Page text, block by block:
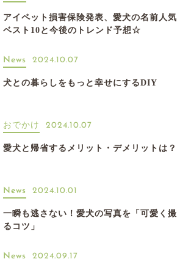
アイペット損害保険発表、愛犬の名前人気
ベスト10と今後のトレンド予想☆
News 2024.10.07
犬との暮らしをもっと幸せにするDIY
おでかけ 2024.10.07
愛犬と帰省するメリット・デメリットは？
News 2024.10.01
一瞬も逃さない！愛犬の写真を「可愛く撮
るコツ」
News 2024.09.17